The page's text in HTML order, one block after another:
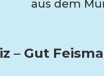
aus dem
– Gut